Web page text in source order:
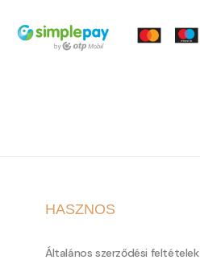
HASZNOS
Általános szerződési feltételek